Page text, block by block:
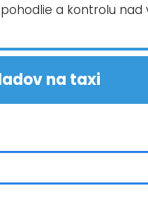
a kontrolu nad
na taxi